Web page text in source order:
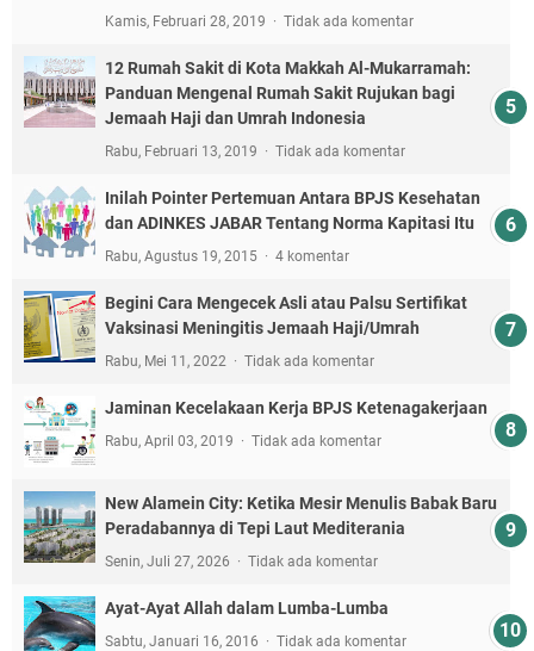
Kamis, Februari 28, 2019 Tidak ada komentar
12 Rumah Sakit di Kota Makkah Al-Mukarramah:
Panduan Mengenal Rumah Sakit Rujukan bagi
Jemaah Haji dan Umrah Indonesia
Rabu, Februari 13, 2019 Tidak ada komentar
Inilah Pointer Pertemuan Antara BPJS Kesehatan
dan ADINKES JABAR Tentang Norma Kapitasi Itu
Rabu, Agustus 19, 2015 4 komentar
Begini Cara Mengecek Asli atau Palsu Sertifikat
Vaksinasi Meningitis Jemaah Haji/Umrah
Rabu, Mei 11, 2022 Tidak ada komentar
Jaminan Kecelakaan Kerja BPJS Ketenagakerjaan
Rabu, April 03, 2019 Tidak ada komentar
New Alamein City: Ketika Mesir Menulis Babak Baru
Peradabannya di Tepi Laut Mediterania
Senin, Juli 27, 2026 Tidak ada komentar
Ayat-Ayat Allah dalam Lumba-Lumba
Sabtu, Januari 16, 2016 Tidak ada komentar